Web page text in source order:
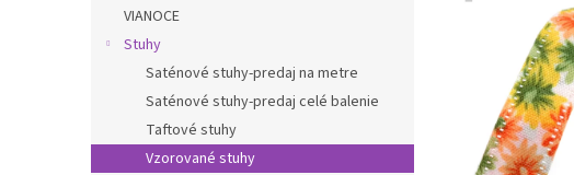
VIANOCE
Stuhy
Saténové stuhy-predaj na metre
Saténové stuhy-predaj celé balenie
Taftové stuhy
Vzorované stuhy
hviezdičiek.